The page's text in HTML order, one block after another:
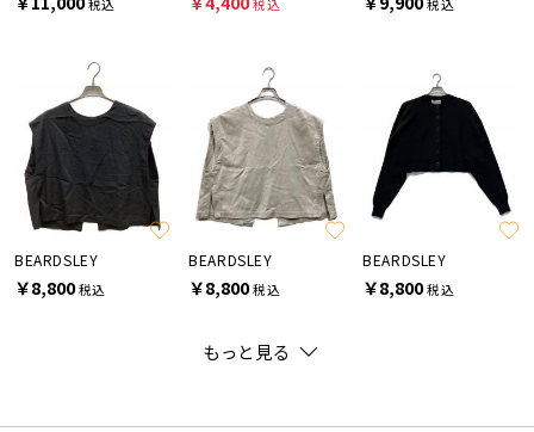
税込 税込 税込
BEARDSLEY
￥8,800税込
BEARDSLEY
￥8,800税込
BEARDSLEY
￥8,800税込
もっと見る